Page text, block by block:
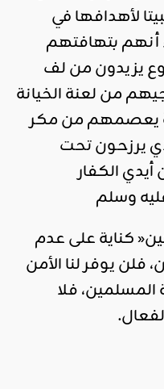
لأهدافها في
أنهم بتهافتهم
يزيدون من لف
من لعنة الخيانة
يعصمهم من مكر
يرزحون تحت
أيدي الكفار
عليه وسلم
كناية على عدم
فلن يوفر لنا الأمن
فلا